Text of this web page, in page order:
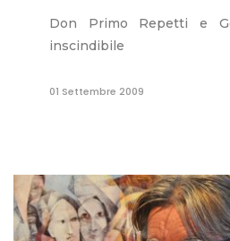
Don Primo Repetti e
inscindibile
01 Settembre 2009